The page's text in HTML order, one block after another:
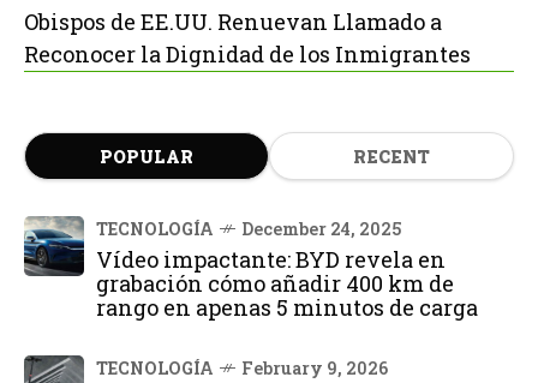
Obispos de EE.UU. Renuevan Llamado a
Reconocer la Dignidad de los Inmigrantes
POPULAR RECENT
TECNOLOGÍA December 24, 2025
Vídeo impactante: BYD revela en
grabación cómo añadir 400 km de
rango en apenas 5 minutos de carga
TECNOLOGÍA February 9, 2026